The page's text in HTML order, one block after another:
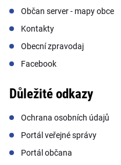
Občan server - mapy obce
Kontakty
Obecní zpravodaj
Facebook
Důležité odkazy
Ochrana osobních údajů
Portál veřejné správy
Portál občana